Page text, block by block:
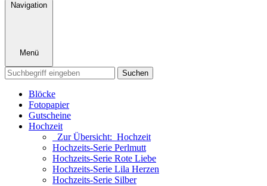
Navigation
Menü
Suchen
Blöcke
Fotopapier
Gutscheine
Hochzeit
Zur Übersicht: Hochzeit
Hochzeits-Serie Perlmutt
Hochzeits-Serie Rote Liebe
Hochzeits-Serie Lila Herzen
Hochzeits-Serie Silber